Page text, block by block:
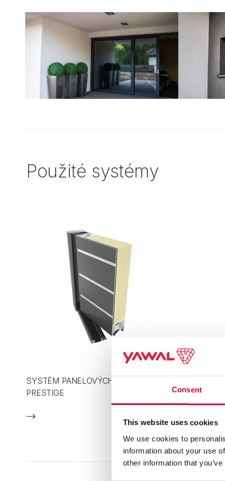
Consent
This website uses cookies
We use cookies to
information about your use
other information that
Použité systémy
SYSTÉM PANELOVÝCH DVEŘÍ TM 77N
PRESTIGE